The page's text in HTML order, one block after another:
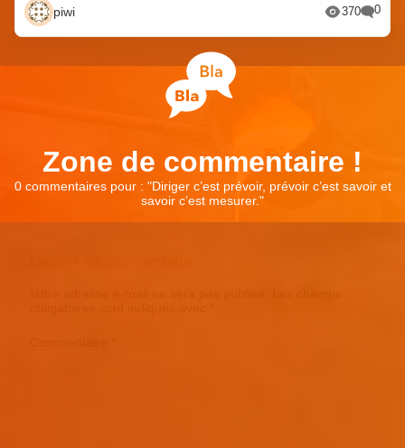
piwi 370 0
Zone de commentaire !
0 commentaires pour : "Diriger c’est prévoir, prévoir c’est savoir et
savoir c’est mesurer."